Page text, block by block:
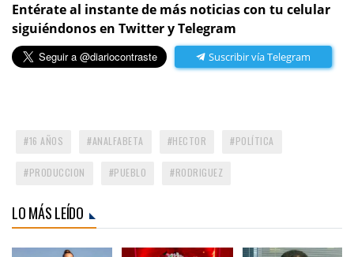
Entérate al instante de más noticias con tu celular
siguiéndonos en Twitter y Telegram
Suscribir vía Telegram
16 AÑOS ANALFABETA HECTOR POLÍTICA
PRODUCCION PUEBLO RODRIGUEZ
LO MÁS LEÍDO